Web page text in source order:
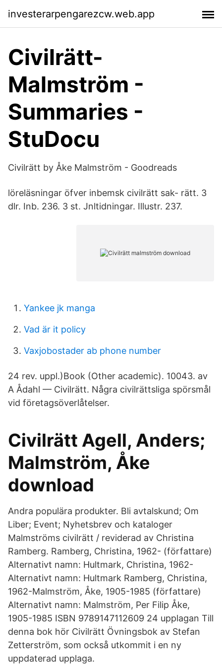
investerarpengarezcw.web.app
Civilrätt-
Malmström -
Summaries -
StuDocu
Civilrätt by Åke Malmström - Goodreads
löreläsningar öfver inbemsk civilrätt sak- rätt. 3
dlr. Inb. 236. 3 st. Jnltidningar. Illustr. 237.
Yankee jk manga
Vad är it policy
Vaxjobostader ab phone number
24 rev. uppl.)Book (Other academic). 10043. av
A Ådahl — Civilrätt. Några civilrättsliga spörsmål
vid företagsöverlåtelser.
Civilrätt Agell, Anders;
Malmström, Åke
download
Andra populära produkter. Bli avtalskund; Om
Liber; Event; Nyhetsbrev och kataloger
Malmströms civilrätt / reviderad av Christina
Ramberg. Ramberg, Christina, 1962- (författare)
Alternativt namn: Hultmark, Christina, 1962-
Alternativt namn: Hultmark Ramberg, Christina,
1962-Malmström, Åke, 1905-1985 (författare)
Alternativt namn: Malmström, Per Filip Åke,
1905-1985 ISBN 9789147112609 24 upplagan Till
denna bok hör Civilrätt Övningsbok av Stefan
Zetterström, som också utkommit i en ny
uppdaterad upplaga.